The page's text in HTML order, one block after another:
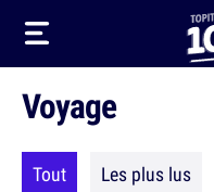
Voyage
Tout Les plus lus